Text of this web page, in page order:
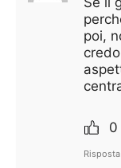
poi,
0
Risposta